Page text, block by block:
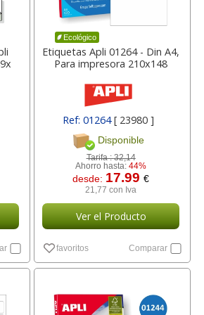
Ecológico
Etiquetas Apli 01264 - Din A4,
Para impresora 210x148
Ref: 01264[ 23980 ]
Disponible
Tarifa :32,14
Ahorro hasta: 44%
desde: 17.99 €
21,77 con Iva
Ver el Producto
favoritos Comparar
Iva
desde:
34,94 con Iva
cubo
de 400
2,78
Iva
soporte para elevar
ordenador portatil
Fellowes Office-suite
36,01 €
43,57 con Iva
302XL Tricolor alta
capacidad deskjet
37,87